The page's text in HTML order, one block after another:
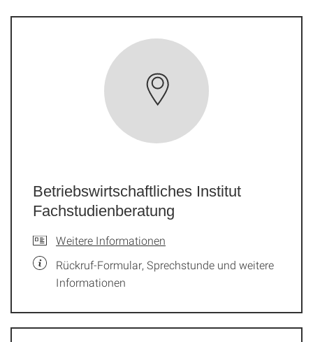
Betriebswirtschaftliches Institut
Fachstudienberatung
Weitere Informationen
Rückruf-Formular, Sprechstunde und weitere
Informationen